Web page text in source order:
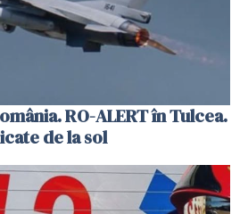
RO-ALERT în Tulcea.
de la sol